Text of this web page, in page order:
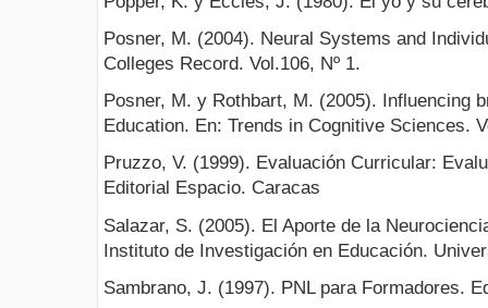
Posner, M. (2004). Neural Systems and
Colleges Record. Vol.106, Nº 1.
Posner, M. y Rothbart, M. (2005). Influencing
Education. En: Trends in Cognitive Sciences.
Pruzzo, V. (1999). Evaluación Curricular:
Editorial Espacio. Caracas
Salazar, S. (2005). El Aporte de la
Instituto de Investigación en Educación.
Sambrano, J. (1997). PNL para Formadores.